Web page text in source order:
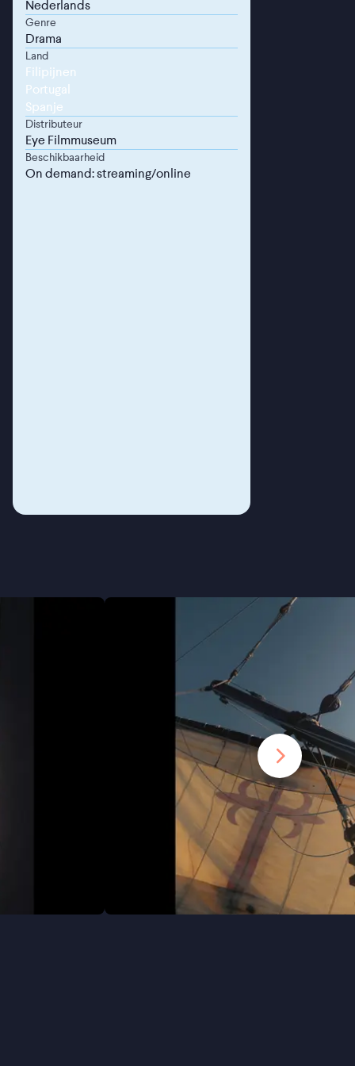
Nederlands
Genre
Drama
Land
Filipijnen
Portugal
Spanje
Distributeur
Eye Filmmuseum
Beschikbaarheid
On demand: streaming/online